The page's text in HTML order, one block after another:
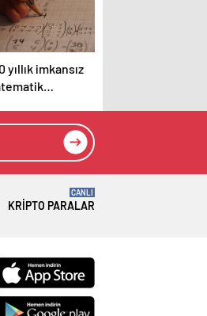
yıllık imkansız
KRIPTO PARALAR
CANLI